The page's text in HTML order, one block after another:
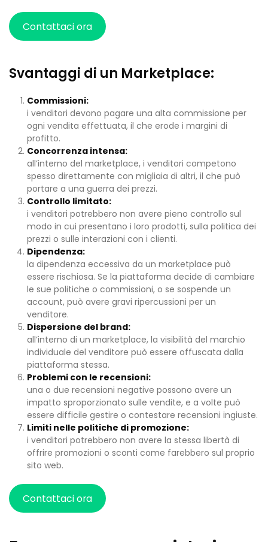
Contattaci ora
Svantaggi di un Marketplace:
Commissioni:
i venditori devono pagare una alta commissione per
ogni vendita effettuata, il che erode i margini di
profitto.
Concorrenza intensa:
all’interno del marketplace, i venditori competono
spesso direttamente con migliaia di altri, il che può
portare a una guerra dei prezzi.
Controllo limitato:
i venditori potrebbero non avere pieno controllo sul
modo in cui presentano i loro prodotti, sulla politica dei
prezzi o sulle interazioni con i clienti.
Dipendenza:
la dipendenza eccessiva da un marketplace può
essere rischiosa. Se la piattaforma decide di cambiare
le sue politiche o commissioni, o se sospende un
account, può avere gravi ripercussioni per un
venditore.
Dispersione del brand:
all’interno di un marketplace, la visibilità del marchio
individuale del venditore può essere offuscata dalla
piattaforma stessa.
Problemi con le recensioni:
una o due recensioni negative possono avere un
impatto sproporzionato sulle vendite, e a volte può
essere difficile gestire o contestare recensioni ingiuste.
Limiti nelle politiche di promozione:
i venditori potrebbero non avere la stessa libertà di
offrire promozioni o sconti come farebbero sul proprio
sito web.
Contattaci ora